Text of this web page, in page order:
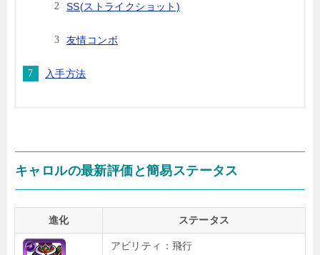
SS(ストライクショット)
友情コンボ
入手方法
キャロルの最新評価と簡易ステータス
進化 ステータス
アビリティ：飛行